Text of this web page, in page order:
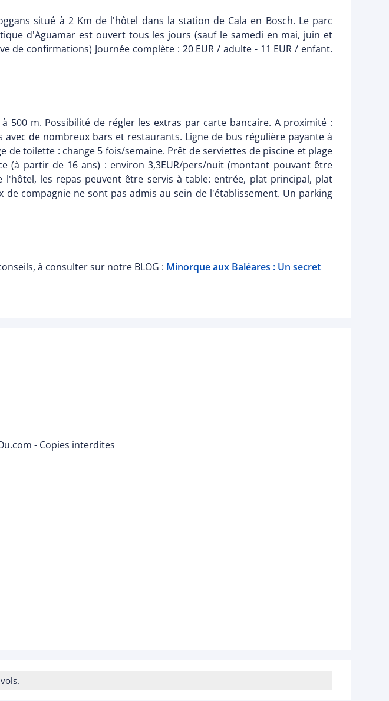
situé à 2 Km de l'hôtel dans la station de Cala en Bosch. Le parc
d'Aguamar est ouvert tous les jours (sauf le samedi en mai, juin et
confirmations) Journée complète : 20 EUR / adulte - 11 EUR / enfant.
500 m. Possibilité de régler les extras par carte bancaire. A proximité :
de nombreux bars et restaurants. Ligne de bus régulière payante à
de toilette : change 5 fois/semaine. Prêt de serviettes de piscine et plage
(à partir de 16 ans) : environ 3,3EUR/pers/nuit (montant pouvant être
les repas peuvent être servis à table: entrée, plat principal, plat
compagnie ne sont pas admis au sein de l'établissement. Un parking
à consulter sur notre BLOG : Minorque aux Baléares : Un secret
- Copies interdites